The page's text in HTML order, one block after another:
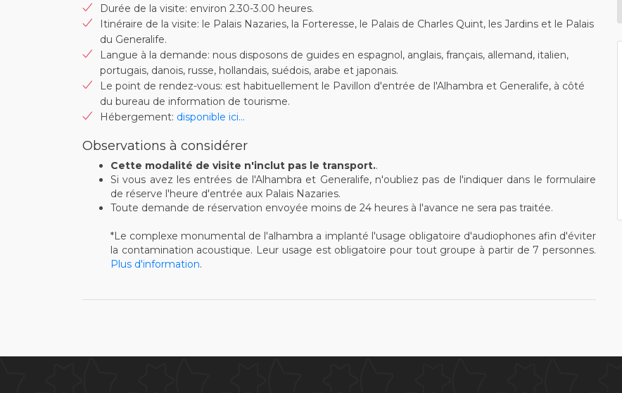
Durée de la visite: environ 2.30-3.00 heures.
Itinéraire de la visite: le Palais Nazaries, la Forteresse, le Palais de Charles Quint, les Jardins et le Palais
du Generalife.
Langue à la demande: nous disposons de guides en espagnol, anglais, français, allemand, italien,
portugais, danois, russe, hollandais, suédois, arabe et japonais.
Le point de rendez-vous: est habituellement le Pavillon d'entrée de l'Alhambra et Generalife, à côté
du bureau de information de tourisme.
Hébergement: disponible ici...
Observations à considérer
Cette modalité de visite n'inclut pas le transport..
Si vous avez les entrées de l'Alhambra et Generalife, n'oubliez pas de l'indiquer dans le formulaire
de réserve l'heure d'entrée aux Palais Nazaries.
Toute demande de réservation envoyée moins de 24 heures à l'avance ne sera pas traitée.
*Le complexe monumental de l'alhambra a implanté l'usage obligatoire d'audiophones afin d'éviter
la contamination acoustique. Leur usage est obligatoire pour tout groupe à partir de 7 personnes.
Plus d'information.